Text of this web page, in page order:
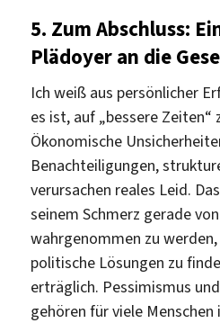
5. Zum Abschluss:
Plädoyer an die
Ich weiß aus persönlicher
es ist, auf „bessere Zeiten“
Ökonomische
Benachteiligungen,
verursachen reales Leid.
seinem Schmerz gerade
wahrgenommen zu
politische Lösungen zu
erträglich. Pessimismus
gehören für viele